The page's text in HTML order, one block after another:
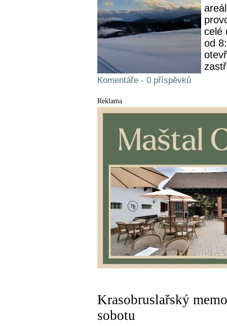
celé
od
Komentáře - 0 příspěvků
Reklama
Krasobruslařský
sobotu